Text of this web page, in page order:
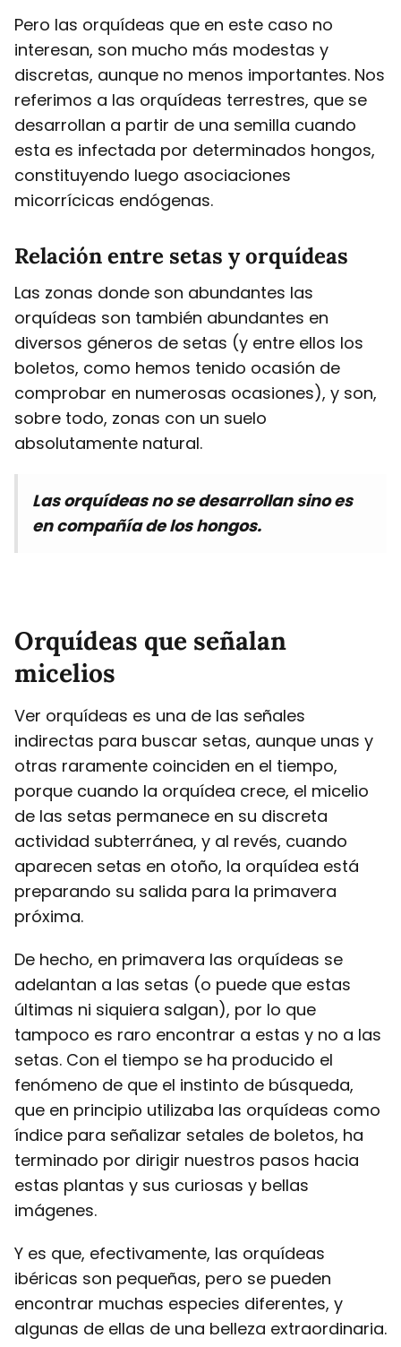
Pero las orquídeas que en este caso no
interesan, son mucho más modestas y
discretas, aunque no menos importantes. Nos
referimos a las orquídeas terrestres, que se
desarrollan a partir de una semilla cuando
esta es infectada por determinados hongos,
constituyendo luego asociaciones
micorrícicas endógenas.
Relación entre setas y orquídeas
Las zonas donde son abundantes las
orquídeas son también abundantes en
diversos géneros de setas (y entre ellos los
boletos, como hemos tenido ocasión de
comprobar en numerosas ocasiones), y son,
sobre todo, zonas con un suelo
absolutamente natural.
Las orquídeas no se desarrollan sino es
en compañía de los hongos.
Orquídeas que señalan
micelios
Ver orquídeas es una de las señales
indirectas para buscar setas, aunque unas y
otras raramente coinciden en el tiempo,
porque cuando la orquídea crece, el micelio
de las setas permanece en su discreta
actividad subterránea, y al revés, cuando
aparecen setas en otoño, la orquídea está
preparando su salida para la primavera
próxima.
De hecho, en primavera las orquídeas se
adelantan a las setas (o puede que estas
últimas ni siquiera salgan), por lo que
tampoco es raro encontrar a estas y no a las
setas. Con el tiempo se ha producido el
fenómeno de que el instinto de búsqueda,
que en principio utilizaba las orquídeas como
índice para señalizar setales de boletos, ha
terminado por dirigir nuestros pasos hacia
estas plantas y sus curiosas y bellas
imágenes.
Y es que, efectivamente, las orquídeas
ibéricas son pequeñas, pero se pueden
encontrar muchas especies diferentes, y
algunas de ellas de una belleza extraordinaria.